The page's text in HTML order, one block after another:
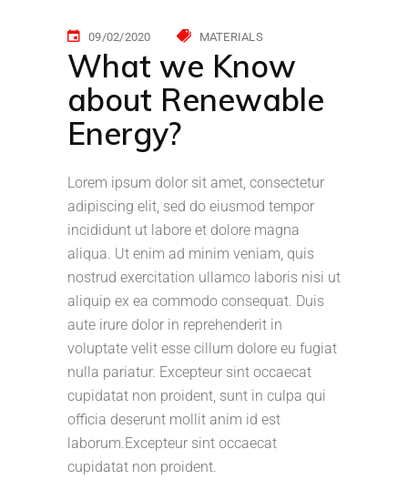
09/02/2020 MATERIALS
What we Know
about Renewable
Energy?
Lorem ipsum dolor sit amet, consectetur
adipiscing elit, sed do eiusmod tempor
incididunt ut labore et dolore magna
aliqua. Ut enim ad minim veniam, quis
nostrud exercitation ullamco laboris nisi ut
aliquip ex ea commodo consequat. Duis
aute irure dolor in reprehenderit in
voluptate velit esse cillum dolore eu fugiat
nulla pariatur. Excepteur sint occaecat
cupidatat non proident, sunt in culpa qui
officia deserunt mollit anim id est
laborum.Excepteur sint occaecat
cupidatat non proident.